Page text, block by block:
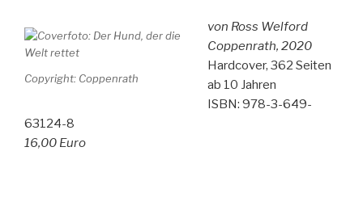
Copyright: Coppenrath
von Ross Welford
Coppenrath, 2020
Hardcover, 362 Seiten
ab 10 Jahren
ISBN: 978-3-649-
63124-8
16,00 Euro